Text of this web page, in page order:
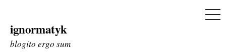
Skip
to
ignormatyk
blogito ergo sum